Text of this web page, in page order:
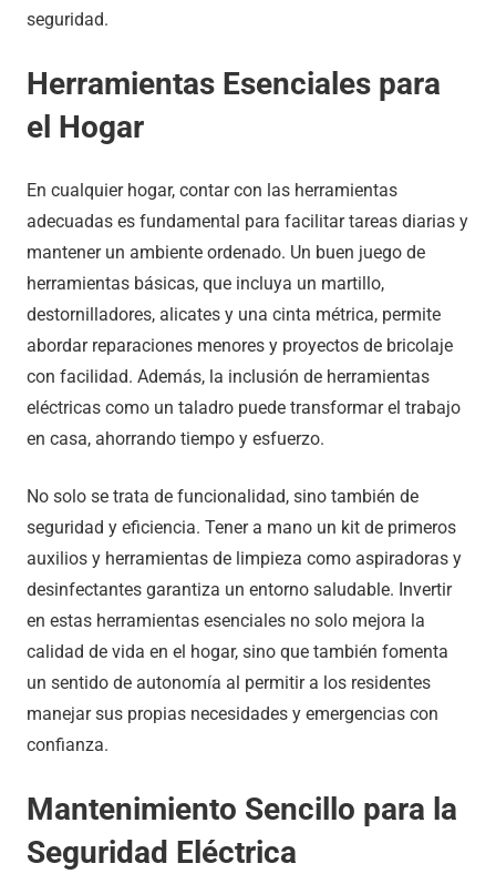
seguridad.
Herramientas Esenciales para
el Hogar
En cualquier hogar, contar con las herramientas
adecuadas es fundamental para facilitar tareas diarias y
mantener un ambiente ordenado. Un buen juego de
herramientas básicas, que incluya un martillo,
destornilladores, alicates y una cinta métrica, permite
abordar reparaciones menores y proyectos de bricolaje
con facilidad. Además, la inclusión de herramientas
eléctricas como un taladro puede transformar el trabajo
en casa, ahorrando tiempo y esfuerzo.
No solo se trata de funcionalidad, sino también de
seguridad y eficiencia. Tener a mano un kit de primeros
auxilios y herramientas de limpieza como aspiradoras y
desinfectantes garantiza un entorno saludable. Invertir
en estas herramientas esenciales no solo mejora la
calidad de vida en el hogar, sino que también fomenta
un sentido de autonomía al permitir a los residentes
manejar sus propias necesidades y emergencias con
confianza.
Mantenimiento Sencillo para la
Seguridad Eléctrica